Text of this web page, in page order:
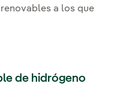
a los que
de hidrógeno